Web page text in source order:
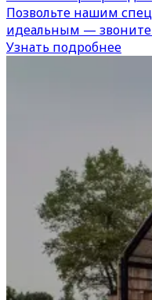
Позвольте нашим
идеальным — звоните
Узнать подробнее